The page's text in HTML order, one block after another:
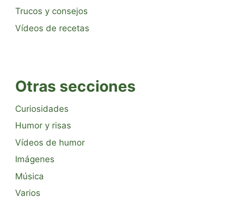
Trucos y consejos
Vídeos de recetas
Otras secciones
Curiosidades
Humor y risas
Vídeos de humor
Imágenes
Música
Varios